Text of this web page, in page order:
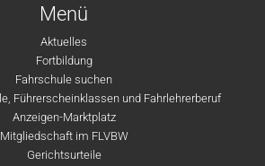
Menü
Aktuelles
Fortbildung
Fahrschule suchen
Führerscheinklassen und Fahrlehrerberuf
Anzeigen-Marktplatz
Mitgliedschaft im FLVBW
Gerichtsurteile